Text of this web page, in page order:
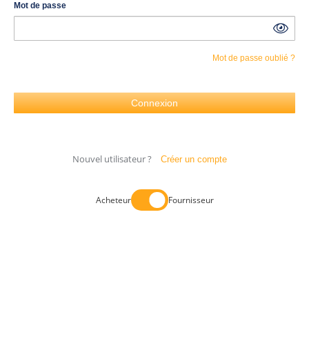
Mot de passe
Mot de passe oublié ?
Nouvel utilisateur ? Créer un compte
Acheteur Fournisseur